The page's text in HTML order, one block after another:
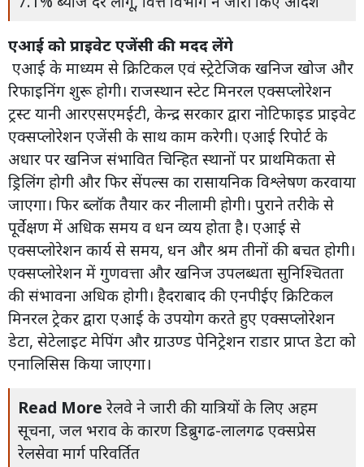
एआई को प्राइवेट एजेंसी की मदद लेंगे
एआई के माध्यम से क्रिटिकल एवं स्ट्रेटेजिक खनिज खोज और
रिफाइनिंग शुरू होगी। राजस्थान स्टेट मिनरल एक्सप्लोरेशन
ट्रस्ट यानी आरएसएमईटी, केन्द्र सरकार द्वारा नोटिफाइड प्राइवेट
एक्सप्लोरेशन एजेंसी के साथ काम करेगी। एआई रिपोर्ट के
अधार पर खनिज संभावित चिन्हित स्थानों पर प्राथमिकता से
ड्रिलिंग होगी और फिर सेंपल्स का रासायनिक विश्लेषण करवाया
जाएगा। फिर ब्लॉक तैयार कर नीलामी होगी। पुराने तरीके से
पूर्वेक्षण में अधिक समय व धन व्यय होता है। एआई से
एक्सप्लोरेशन कार्य से समय, धन और श्रम तीनों की बचत होगी।
एक्सप्लोरेशन में गुणवत्ता और खनिज उपलब्धता सुनिश्चितता
की संभावना अधिक होगी। हैदराबाद की एनपीईए क्रिटिकल
मिनरल ट्रेकर द्वारा एआई के उपयोग करते हुए एक्सप्लोरेशन
डेटा, सेटेलाइट मेपिंग और ग्राउण्ड पेनिट्रेशन राडार प्राप्त डेटा को
एनालिसिस किया जाएगा।
Read More रेलवे ने जारी की यात्रियों के लिए अहम
सूचना, जल भराव के कारण डिब्रुगढ-लालगढ एक्सप्रेस
रेलसेवा मार्ग परिवर्तित